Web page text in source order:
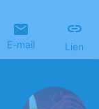
E-mail Lien